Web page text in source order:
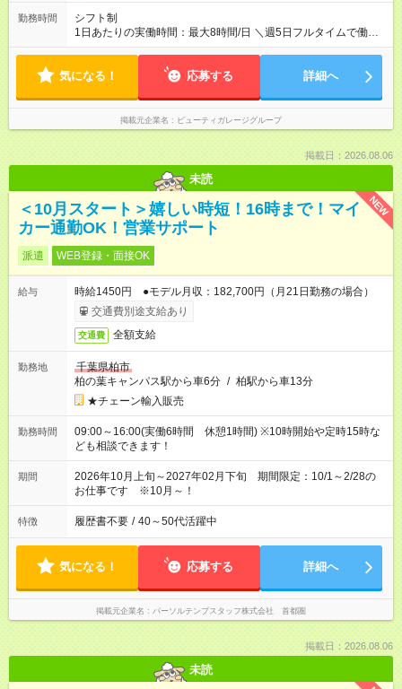
勤務時間
シフト制
1日あたりの実働時間：最大8時間/日 ＼週5日フルタイムで働け
る方歓迎！／ ■就業時間：9:30～18:30の中で6～8時間の勤務が
気になる！ 応募する 詳細へ
掲載元企業名 ビューティガレージグループ
掲載日：2026.08.06
未読
NEW
＜10月スタート＞嬉しい時短！16時まで！マイ
カー通勤OK！営業サポート
派遣 WEB登録・面接OK
給与
時給1450円 ●モデル月収：182,700円（月21日勤務の場合）
交通費別途支給あり
交通費 全額支給
勤務地
千葉県柏市
柏の葉キャンパス駅から車6分 / 柏駅から車13分
★チェーン輸入販売
勤務時間
09:00～16:00(実働6時間 休憩1時間) ※10時開始や定時15時な
ども相談できます！
期間
2026年10月上旬～2027年02月下旬 期間限定：10/1～2/28の
お仕事です ※10月～！
特徴 履歴書不要 / 40～50代活躍中
気になる！ 応募する 詳細へ
掲載元企業名 パーソルテンプスタッフ株式会社 首都圏
掲載日：2026.08.06
未読